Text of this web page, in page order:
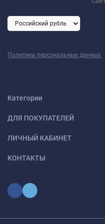
Политика персональных данных
Категории
ДЛЯ ПОКУПАТЕЛЕЙ
ЛИЧНЫЙ КАБИНЕТ
КОНТАКТЫ